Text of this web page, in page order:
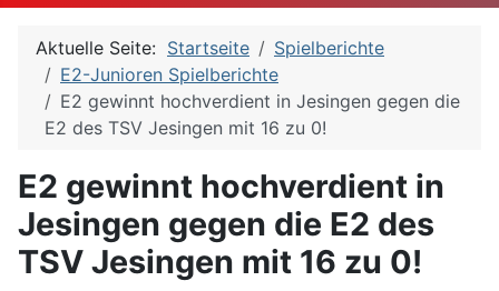
Aktuelle Seite: Startseite
Spielberichte
E2-Junioren Spielberichte
E2 gewinnt hochverdient in Jesingen gegen die
E2 des TSV Jesingen mit 16 zu 0!
E2 gewinnt hochverdient in
Jesingen gegen die E2 des
TSV Jesingen mit 16 zu 0!